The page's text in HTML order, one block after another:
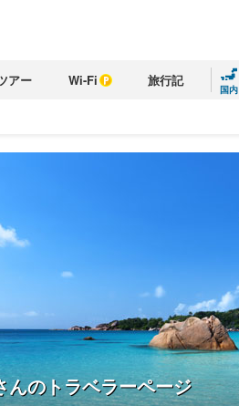
アー Wi-Fi 旅行記
国内
んのトラベラーページ